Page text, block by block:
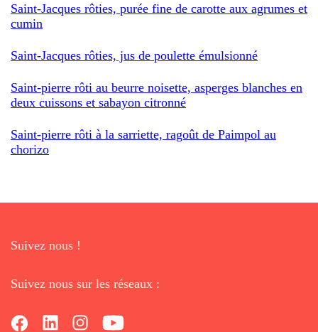
Saint-Jacques rôties, purée fine de carotte aux agrumes et
cumin
Saint-Jacques rôties, jus de poulette émulsionné
Saint-pierre rôti au beurre noisette, asperges blanches en
deux cuissons et sabayon citronné
Saint-pierre rôti à la sarriette, ragoût de Paimpol au
chorizo
Suivez nous !
Suivez nous sur les réseaux :